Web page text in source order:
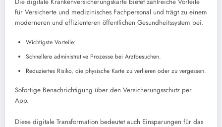
Die digitale Krankenversicherungskarte bietet zahlreiche Vorteile
für Versicherte und medizinisches Fachpersonal und trägt zu einem
moderneren und effizienteren öffentlichen Gesundheitssystem bei.
Wichtigste Vorteile:
Schnellere administrative Prozesse bei Arztbesuchen.
Reduziertes Risiko, die physische Karte zu verlieren oder zu vergessen.
Sofortige Benachrichtigung über den Versicherungsschutz per
App.
Diese digitale Transformation bedeutet auch Einsparungen für das